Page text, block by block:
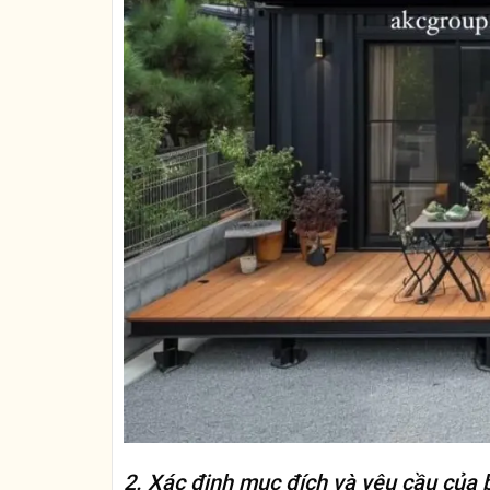
2. Xác định mục đích và yêu cầu của